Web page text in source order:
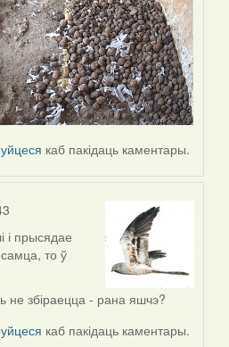
каб пакідаць каментары.
і прысядае
то ў
не збіраецца - рана яшчэ?
каб пакідаць каментары.